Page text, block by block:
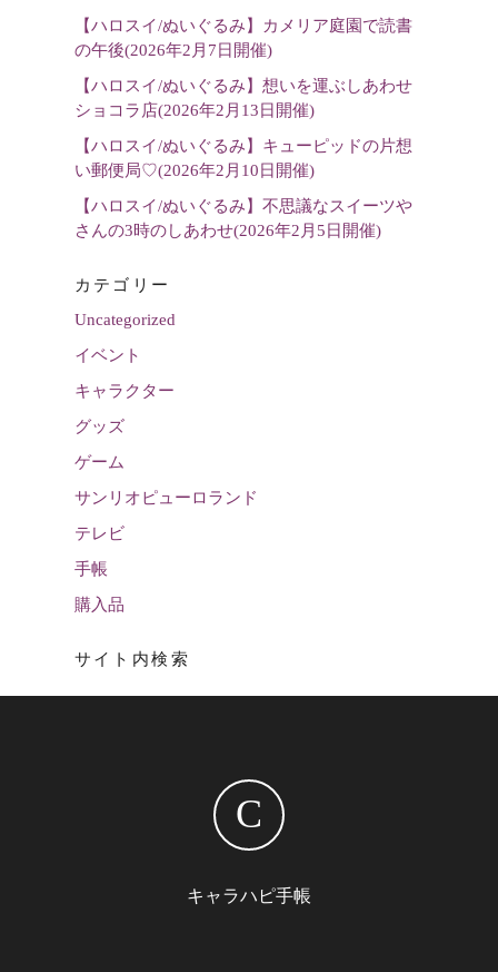
【ハロスイ/ぬいぐるみ】カメリア庭園で読書
の午後(2026年2月7日開催)
【ハロスイ/ぬいぐるみ】想いを運ぶしあわせ
ショコラ店(2026年2月13日開催)
【ハロスイ/ぬいぐるみ】キューピッドの片想
い郵便局♡(2026年2月10日開催)
【ハロスイ/ぬいぐるみ】不思議なスイーツや
さんの3時のしあわせ(2026年2月5日開催)
カテゴリー
Uncategorized
イベント
キャラクター
グッズ
ゲーム
サンリオピューロランド
テレビ
手帳
購入品
サイト内検索
C
キャラハピ手帳